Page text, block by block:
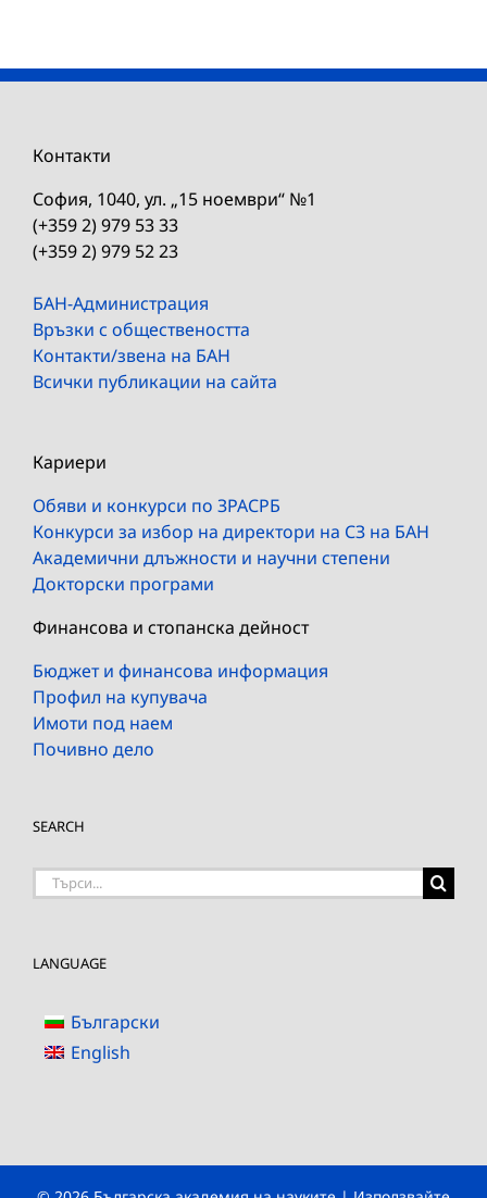
Контакти
София, 1040, ул. „15 ноември“ №1
(+359 2) 979 53 33
(+359 2) 979 52 23
БАН-Администрация
Връзки с обществеността
Контакти/звена на БАН
Всички публикации на сайта
Кариери
Обяви и конкурси по ЗРАСРБ
Конкурси за избор на директори на СЗ на БАН
Академични длъжности и научни степени
Докторски програми
Финансова и стопанска дейност
Бюджет и финансова информация
Профил на купувача
Имоти под наем
Почивно дело
SEARCH
Търсене
LANGUAGE
Български
English